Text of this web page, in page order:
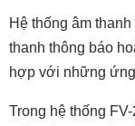
Hệ thống âm
thanh thông báo
hợp với những
Trong hệ thống